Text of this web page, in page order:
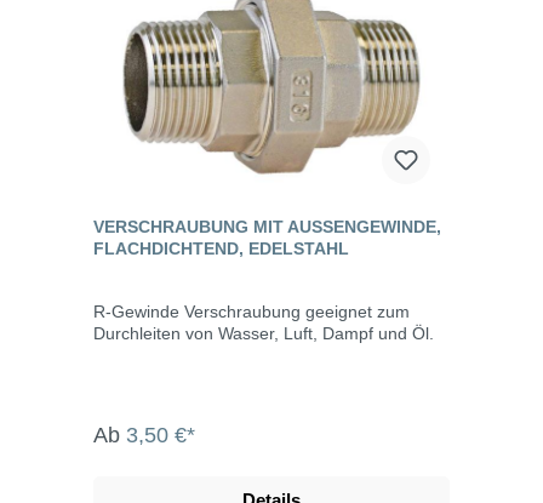
VERSCHRAUBUNG MIT AUSSENGEWINDE, F
LACHDICHTEND, EDELSTAHL
R-Gewinde Verschraubung geeignet zum
Durchleiten von Wasser, Luft, Dampf und Öl.
Ab 3,50 €*